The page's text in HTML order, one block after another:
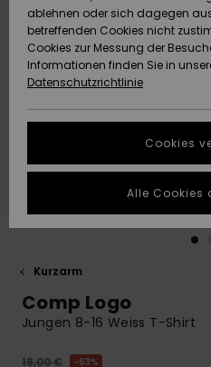
HILFE & KONTAKT
Starten
um die
Antwort
erhalten.
Finden Sie
NACHHALTIGKEIT
SHOPS
QUIKSILVER APP
WUNSCHLISTE
Kurzarm
Comp Logo
Jungen 8-16 Weiss T-Shirt
18,00 € 63%
ablehnen oder sich dagegen
betreffenden Cookies nicht
Cookies zur Messung der
Informationen finden Sie in
Datenschutzrichtlinie
Cookies
Alle Cookies